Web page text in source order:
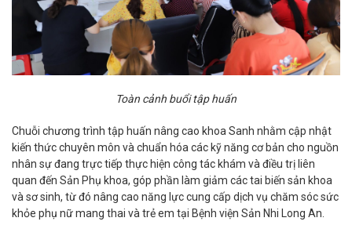
Toàn cảnh buổi tập huấn
Chuỗi chương trình tập huấn nâng cao khoa Sanh nhằm cập nhật
kiến thức chuyên môn và chuẩn hóa các kỹ năng cơ bản cho nguồn
nhân sự đang trực tiếp thực hiện công tác khám và điều trị liên
quan đến Sản Phụ khoa, góp phần làm giảm các tai biến sản khoa
và sơ sinh, từ đó nâng cao năng lực cung cấp dịch vụ chăm sóc sức
khỏe phụ nữ mang thai và trẻ em tại Bệnh viện Sản Nhi Long An.